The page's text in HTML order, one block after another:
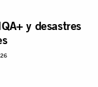
y desastres